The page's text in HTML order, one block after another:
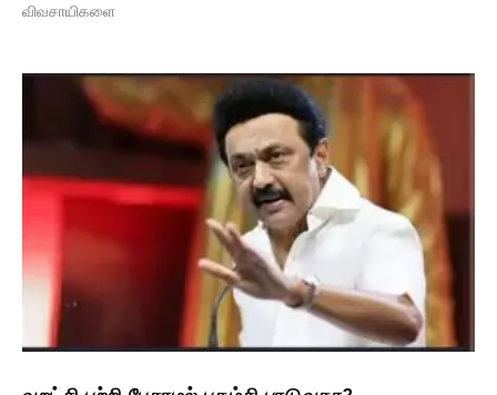
விவசாயிகளை